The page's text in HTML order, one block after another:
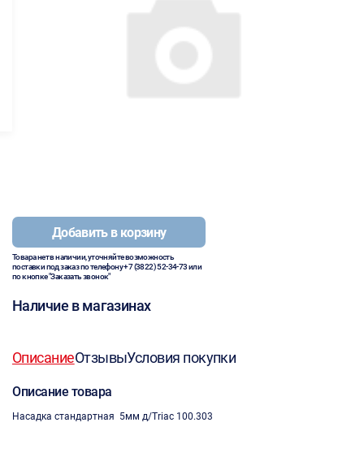
Добавить в корзину
Товара нет в наличии, уточняйте возможность
поставки под заказ по телефону+7 (3822) 52-34-73или
по кнопке "Заказать звонок"
Наличие в магазинах
ОписаниеОтзывыУсловия покупки
Описание товара
Насадка стандартная 5мм д/Triac 100.303